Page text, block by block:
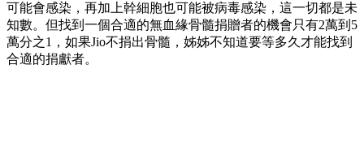
可能會感染，再加上幹細胞也可能被病毒感染，這一切都是未
知數。但找到一個合適的無血緣骨髓捐贈者的機會只有2萬到5
萬分之1，如果Jio不捐出骨髓，姊姊不知道要等多久才能找到
合適的捐獻者。